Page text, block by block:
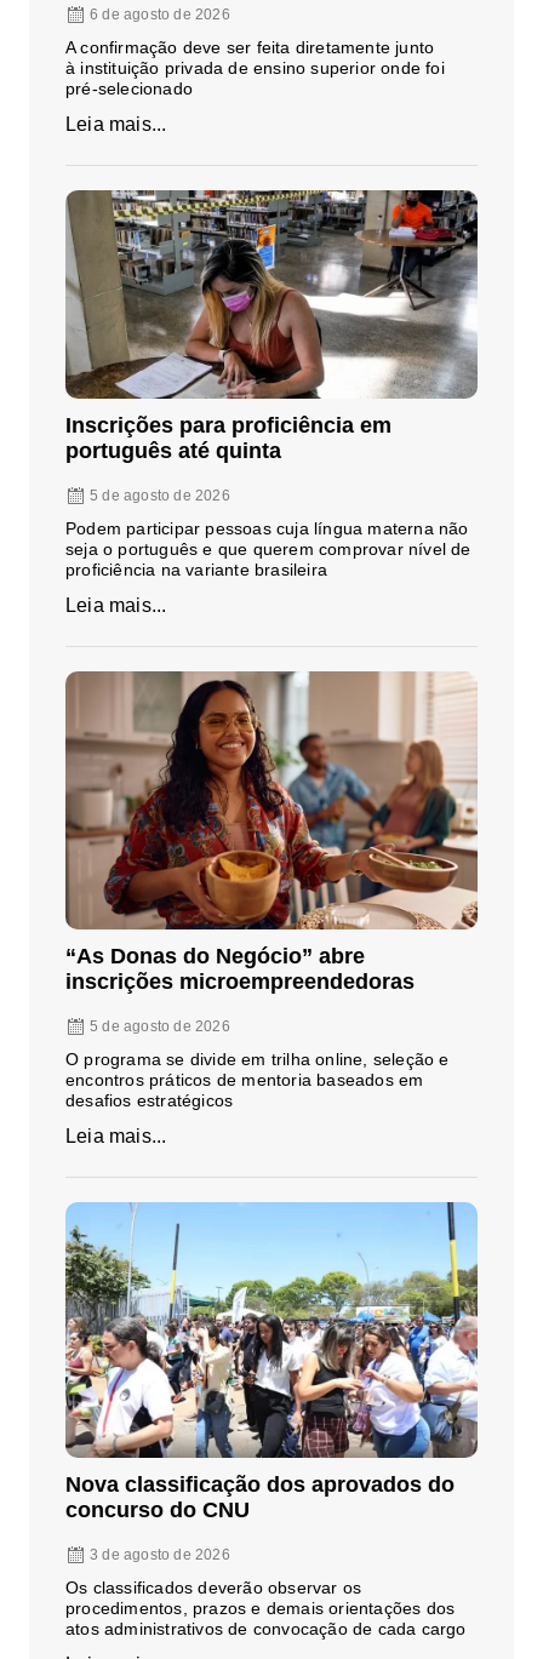
6 de agosto de 2026
A confirmação deve ser feita diretamente junto
à instituição privada de ensino superior onde foi
pré-selecionado
Leia mais...
Inscrições para proficiência em
português até quinta
5 de agosto de 2026
Podem participar pessoas cuja língua materna não
seja o português e que querem comprovar nível de
proficiência na variante brasileira
Leia mais...
“As Donas do Negócio” abre
inscrições microempreendedoras
5 de agosto de 2026
O programa se divide em trilha online, seleção e
encontros práticos de mentoria baseados em
desafios estratégicos
Leia mais...
Nova classificação dos aprovados do
concurso do CNU
3 de agosto de 2026
Os classificados deverão observar os
procedimentos, prazos e demais orientações dos
atos administrativos de convocação de cada cargo